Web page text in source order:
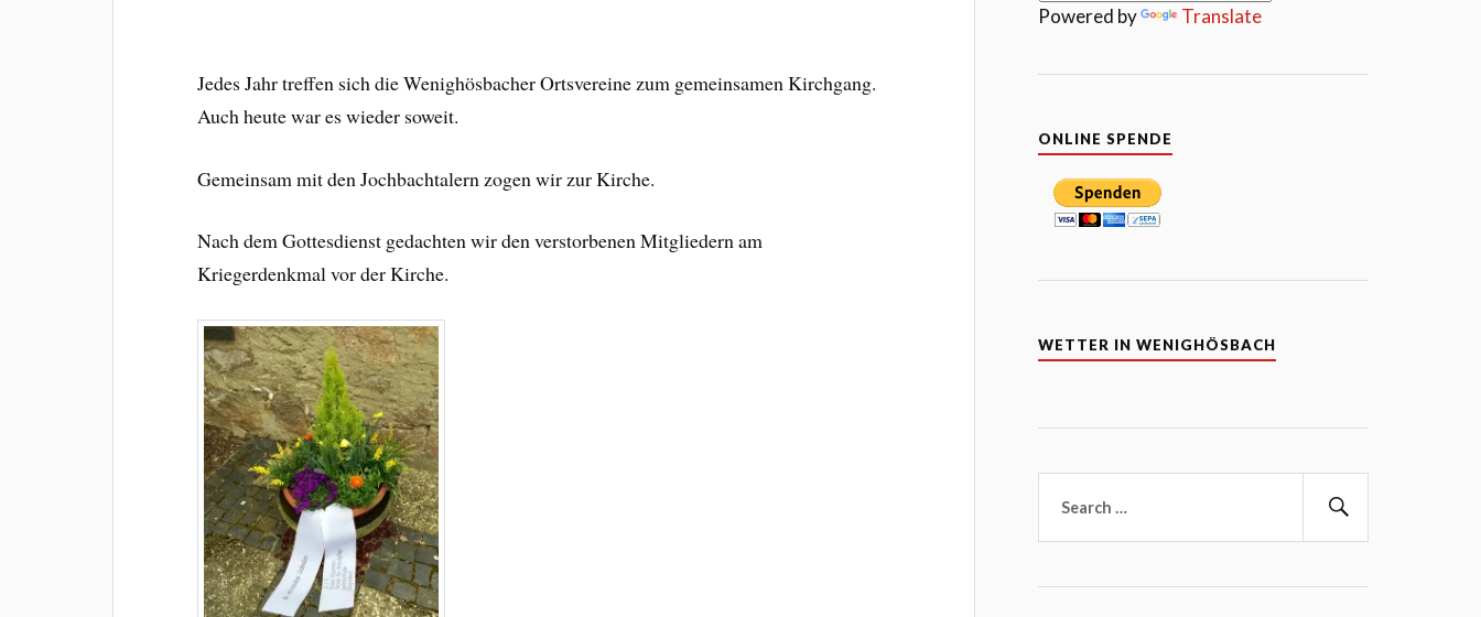
Jedes Jahr treffen sich die Wenighösbacher Ortsvereine zum gemeinsamen Kirchgang.
Auch heute war es wieder soweit.
Gemeinsam mit den Jochbachtalern zogen wir zur Kirche.
Nach dem Gottesdienst gedachten wir den verstorbenen Mitgliedern am
Kriegerdenkmal vor der Kirche.
Powered by Translate
ONLINE SPENDE
WETTER IN WENIGHÖSBACH
nach: